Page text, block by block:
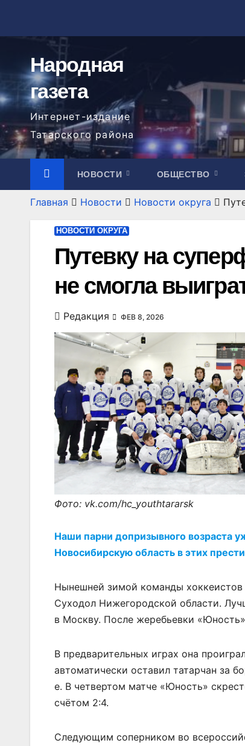
содержимому
Народная
газета
Интернет-издание
Татарского района
НОВОСТИ ОБЩЕСТВО
Главная Новости Новости округа
НОВОСТИ ОКРУГА
Путевку на
не смогла
Редакция ФЕВ 8, 2026
Фото: vk.com/hc_youthtararsk
Наши парни допризывного возраста
Новосибирскую область в этих
Нынешней зимой команды
Суходол Нижегородской области.
в Москву. После жеребьевки «Юность»
В предварительных играх она
автоматически оставил татарчан за
е. В четвертом матче «Юность»
счётом 2:4.
Следующим соперником во